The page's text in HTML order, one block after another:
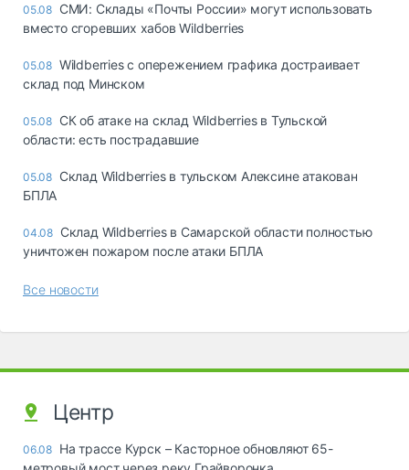
05.08 СМИ: Склады «Почты России» могут использовать
вместо сгоревших хабов Wildberries
05.08 Wildberries с опережением графика достраивает
склад под Минском
05.08 СК об атаке на склад Wildberries в Тульской
области: есть пострадавшие
05.08 Склад Wildberries в тульском Алексине атакован
БПЛА
04.08 Склад Wildberries в Самарской области полностью
уничтожен пожаром после атаки БПЛА
Все новости
Центр
06.08 На трассе Курск – Касторное обновляют 65-